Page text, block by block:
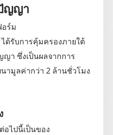
ญญา
ร์ม
ด้รับการคุ้มครองภายใต้
า ซึ่งเป็นผลจากการ
ามูลค่ากว่า 2 ล้านชั่วโมง
อไปนี้เป็นของ